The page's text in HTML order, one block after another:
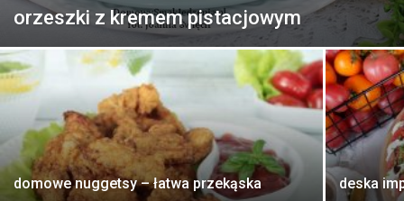
orzeszki z kremem pistacjowym
domowe nuggetsy – łatwa przekąska deska